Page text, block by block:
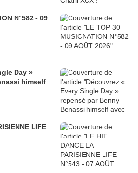
N°582 - 09
Day »
himself
LIFE